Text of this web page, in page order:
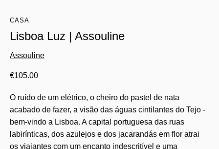
CASA
Lisboa Luz | Assouline
Assouline
€105.00
O ruído de um elétrico, o cheiro do pastel de nata
acabado de fazer, a visão das águas cintilantes do Tejo -
bem-vindo a Lisboa. A capital portuguesa das ruas
labirínticas, dos azulejos e dos jacarandás em flor atrai
os viajantes com um encanto indescritível e uma